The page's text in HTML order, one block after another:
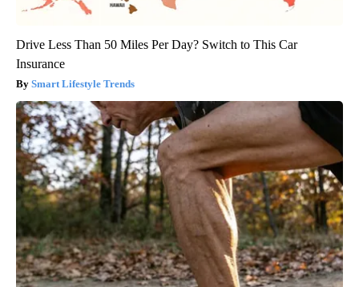
Drive Less Than 50 Miles Per Day? Switch to This Car
Insurance
Smart Lifestyle Trends